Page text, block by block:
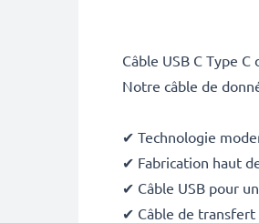
Câble USB C Type
Notre câble de
✔ Technologie
✔ Fabrication haut
✔ Câble USB pour
✔ Câble de transfert